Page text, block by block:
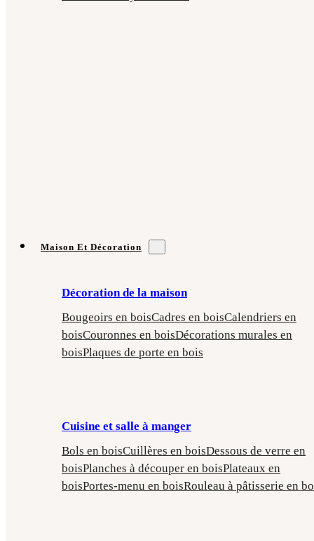
Maison Et Décoration
Décoration de la maison
Bougeoirs en boisCadres en boisCalendriers en
boisCouronnes en boisDécorations murales en
boisPlaques de porte en bois
Cuisine et salle à manger
Bols en boisCuillères en boisDessous de verre en
boisPlanches à découper en boisPlateaux en
boisPortes-menu en boisRouleau à pâtisserie en